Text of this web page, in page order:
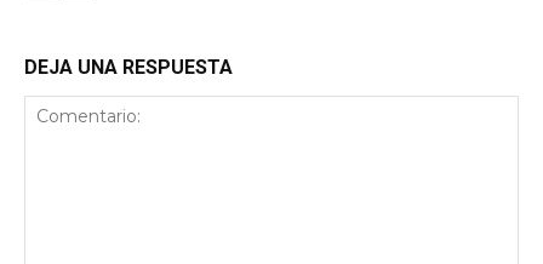
DEJA UNA RESPUESTA